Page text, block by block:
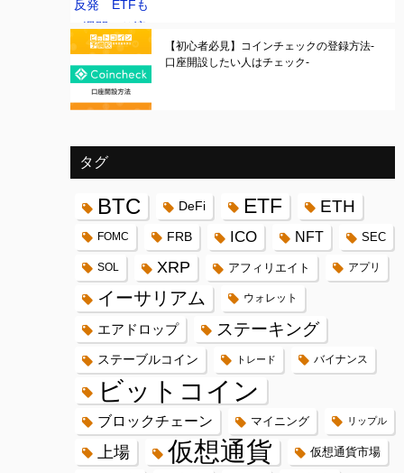
【初心者必見】コインチェックの登録方法-
口座開設したい人はチェック-
タグ
BTC DeFi ETF ETH
FOMC FRB ICO NFT SEC
SOL XRP アフィリエイト アプリ
イーサリアム ウォレット
エアドロップ ステーキング
ステーブルコイン トレード バイナンス
ビットコイン
ブロックチェーン マイニング リップル
上場 仮想通貨 仮想通貨市場